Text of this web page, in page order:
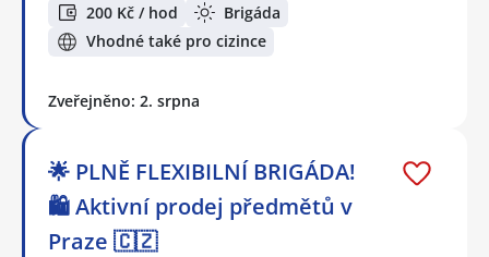
200 Kč / hod
Brigáda
Vhodné také pro cizince
Zveřejněno: 2. srpna
🌟 PLNĚ FLEXIBILNÍ BRIGÁDA!
🛍️ Aktivní prodej předmětů v
Praze 🇨🇿